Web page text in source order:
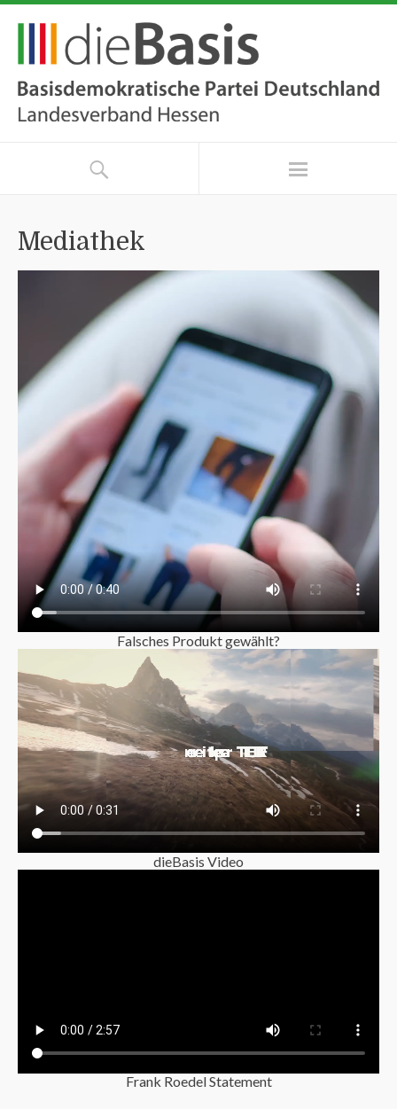
Mediathek
Falsches Produkt gewählt?
dieBasis Video
Frank Roedel Statement